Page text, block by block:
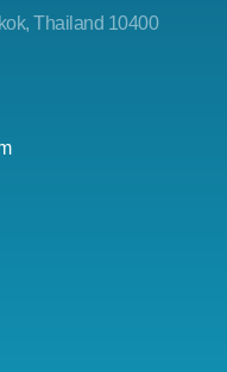
Thailand 10400